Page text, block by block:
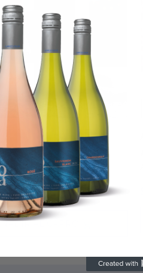
2022 Caja 6 Botellas
AL CARRO